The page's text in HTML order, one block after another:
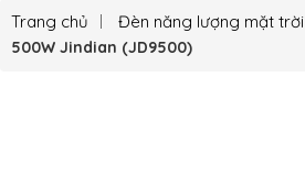
Trang chủ Đèn năng lượng mặt trời
500W Jindian (JD9500)